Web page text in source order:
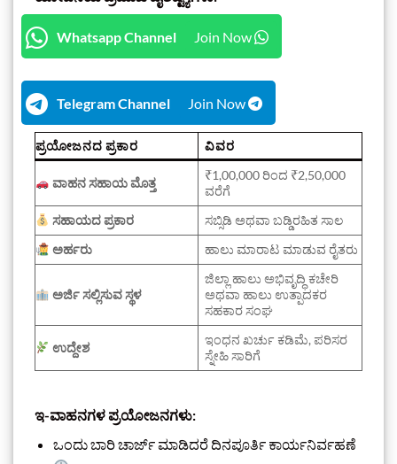
Whatsapp Channel Join Now
Telegram Channel Join Now
ಪ್ರಯೋಜನದ ಪ್ರಕಾರ ವಿವರ
ವಾಹನ ಸಹಾಯ ಮೊತ್ತ
₹1,00,000 ರಿಂದ ₹2,50,000
ವರೆಗೆ
ಸಹಾಯದ ಪ್ರಕಾರ
ಸಬ್ಸಿಡಿ ಅಥವಾ ಬಡ್ಡಿರಹಿತ ಸಾಲ
ಅರ್ಹರು
ಹಾಲು ಮಾರಾಟ ಮಾಡುವ ರೈತರು
ಅರ್ಜಿ ಸಲ್ಲಿಸುವ ಸ್ಥಳ
ಜಿಲ್ಲಾ ಹಾಲು ಅಭಿವೃದ್ಧಿ ಕಚೇರಿ
ಅಥವಾ ಹಾಲು ಉತ್ಪಾದಕರ
ಸಹಕಾರ ಸಂಘ
ಉದ್ದೇಶ
ಇಂಧನ ಖರ್ಚು ಕಡಿಮೆ, ಪರಿಸರ
ಸ್ನೇಹಿ ಸಾರಿಗೆ
ಇ-ವಾಹನಗಳ ಪ್ರಯೋಜನಗಳು:
ಒಂದು ಬಾರಿ ಚಾರ್ಜ್ ಮಾಡಿದರೆ ದಿನಪೂರ್ತಿ ಕಾರ್ಯನಿರ್ವಹಣೆ